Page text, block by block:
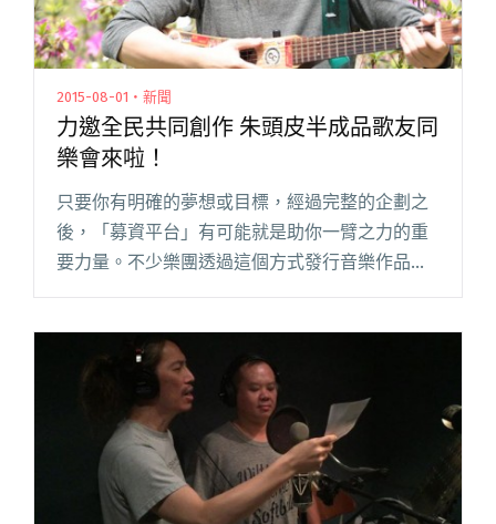
2015-08-01・新聞
力邀全民共同創作 朱頭皮半成品歌友同
樂會來啦！
只要你有明確的夢想或目標，經過完整的企劃之
後，「募資平台」有可能就是助你一臂之力的重
要力量。不少樂團透過這個方式發行音樂作品，
但是如何創造出差異性和獨特性，吸引更多人加
適逢五十大壽之際，發起了一項特閱讀全文 "力
邀全民共同創作 朱頭皮半成品歌友同樂會來